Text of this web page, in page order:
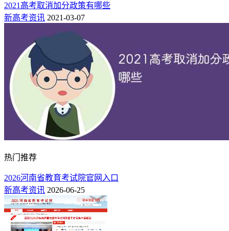
2021高考取消加分政策有哪些
新高考资讯 2021-03-07
热门推荐
2026河南省教育考试院官网入口
新高考资讯 2026-06-25